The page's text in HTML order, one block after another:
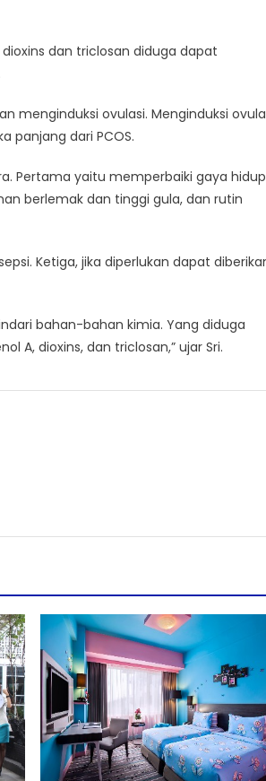
dan triclosan diduga dapat
menginduksi ovulasi. Menginduksi
panjang dari PCOS.
Pertama yaitu memperbaiki gaya hidup
berlemak dan tinggi gula, dan rutin
Ketiga, jika diperlukan dapat
bahan-bahan kimia. Yang diduga
A, dioxins, dan triclosan,” ujar Sri.